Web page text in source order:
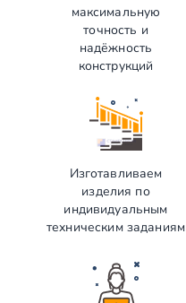
максимальную
точность и
надёжность
конструкций
Изготавливаем
изделия по
индивидуальным
техническим заданиям